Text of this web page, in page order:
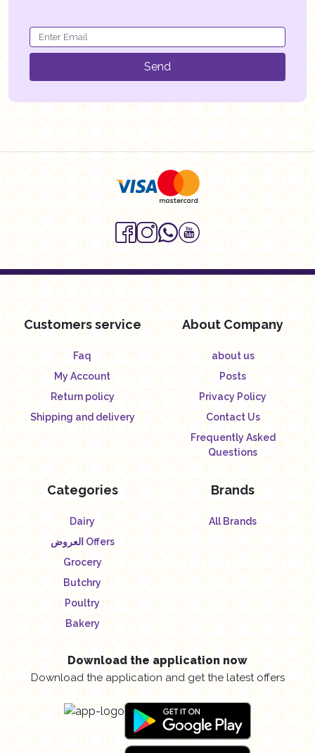
Send
Customers service
Faq
My Account
Return policy
Shipping and delivery
About Company
about us
Posts
Privacy Policy
Contact Us
Frequently Asked
Questions
Categories
Dairy
العروض Offers
Grocery
Butchry
Poultry
Bakery
Brands
All Brands
Download the application now
Download the application and get the latest offers